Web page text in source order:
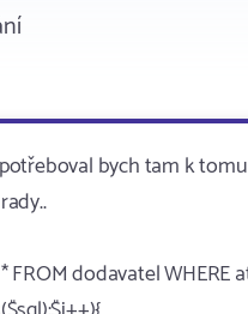
bych tam k
FROM dodavatel WHERE